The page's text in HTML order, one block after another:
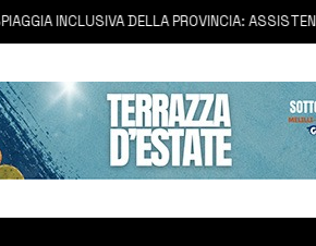
INCLUSIVA DELLA PROVINCIA: ASSISTENZA